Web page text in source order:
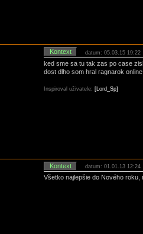
Kontext datum: 05.03.15 19:22
ked sme sa tu tak zas po case
dost dlho som hral ragnarok
Inspiroval uživatele: [Lord_Sp]
Kontext datum: 01.01.13 12:24
Všetko najlepšie do Nového